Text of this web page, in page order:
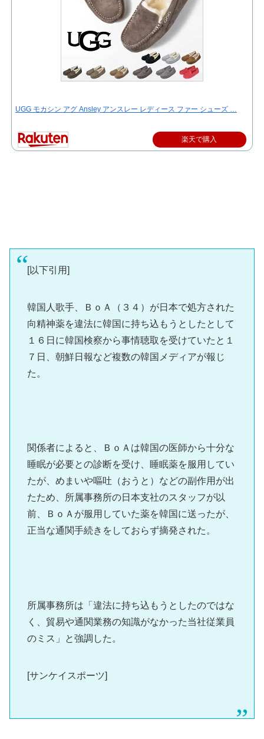
UGG モカシン アグ Ansley アンスレー レディース ファー シューズ …
楽天で購入
[以下引用]
韓国人歌手、ＢｏＡ（３４）が日本で処方された
向精神薬を違法に韓国に持ち込もうとしたとして
１６日に韓国検察から事情聴取を受けていたと１
７日、朝鮮日報など複数の韓国メディアが報じ
た。
関係者によると、ＢｏＡは韓国の医師から十分な
睡眠が必要との診断を受け、睡眠薬を服用してい
たが、めまいや嘔吐（おうと）などの副作用が出
たため、所属事務所の日本支社のスタッフが以
前、ＢｏＡが服用していた薬を韓国に送ったが、
正当な通関手続きをしておらず摘発された。
所属事務所は「違法に持ち込もうとしたのではな
く、貿易や通関業務の知識がなかった当社従業員
のミス」と強調した。
[サンケイスポーツ]